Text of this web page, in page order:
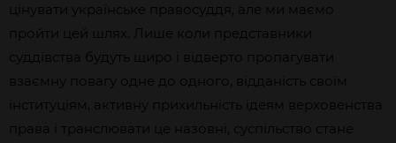
цінувати українське правосуддя, але ми маємо
пройти цей шлях. Лише коли представники
суддівства будуть щиро і відверто пропагувати
взаємну повагу одне до одного, відданість своїм
інституціям, активну прихильність ідеям верховенства
права і транслювати це назовні, суспільство стане